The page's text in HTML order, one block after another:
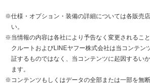
※仕様・オプション・装備の詳細については各販売
い。
※当情報の内容は各社により予告なく変更されるこ
クルートおよびLINEヤフー株式会社は当コンテン
証するものではなく、当コンテンツに起因するい
ます。
※コンテンツもしくはデータの全部または一部を無